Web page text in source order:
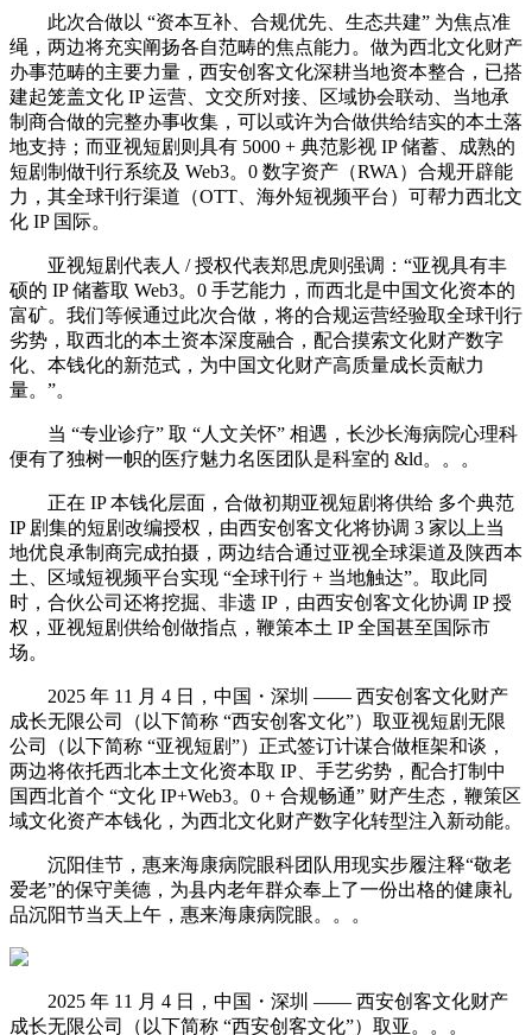
此次合做以 “资本互补、合规优先、生态共建” 为焦点准
绳，两边将充实阐扬各自范畴的焦点能力。做为西北文化财产
办事范畴的主要力量，西安创客文化深耕当地资本整合，已搭
建起笼盖文化 IP 运营、文交所对接、区域协会联动、当地承
制商合做的完整办事收集，可以或许为合做供给结实的本土落
地支持；而亚视短剧则具有 5000 + 典范影视 IP 储蓄、成熟的
短剧制做刊行系统及 Web3。0 数字资产（RWA）合规开辟能
力，其全球刊行渠道（OTT、海外短视频平台）可帮力西北文
化 IP 国际。
亚视短剧代表人 / 授权代表郑思虎则强调：“亚视具有丰
硕的 IP 储蓄取 Web3。0 手艺能力，而西北是中国文化资本的
富矿。我们等候通过此次合做，将的合规运营经验取全球刊行
劣势，取西北的本土资本深度融合，配合摸索文化财产数字
化、本钱化的新范式，为中国文化财产高质量成长贡献力
量。”。
当 “专业诊疗” 取 “人文关怀” 相遇，长沙长海病院心理科
便有了独树一帜的医疗魅力名医团队是科室的 &ld。。。
正在 IP 本钱化层面，合做初期亚视短剧将供给 多个典范
IP 剧集的短剧改编授权，由西安创客文化将协调 3 家以上当
地优良承制商完成拍摄，两边结合通过亚视全球渠道及陕西本
土、区域短视频平台实现 “全球刊行 + 当地触达”。取此同
时，合伙公司还将挖掘、非遗 IP，由西安创客文化协调 IP 授
权，亚视短剧供给创做指点，鞭策本土 IP 全国甚至国际市
场。
2025 年 11 月 4 日，中国・深圳 —— 西安创客文化财产
成长无限公司（以下简称 “西安创客文化”）取亚视短剧无限
公司（以下简称 “亚视短剧”）正式签订计谋合做框架和谈，
两边将依托西北本土文化资本取 IP、手艺劣势，配合打制中
国西北首个 “文化 IP+Web3。0 + 合规畅通” 财产生态，鞭策区
域文化资产本钱化，为西北文化财产数字化转型注入新动能。
沉阳佳节，惠来海康病院眼科团队用现实步履注释“敬老
爱老”的保守美德，为县内老年群众奉上了一份出格的健康礼
品沉阳节当天上午，惠来海康病院眼。。。
2025 年 11 月 4 日，中国・深圳 —— 西安创客文化财产
成长无限公司（以下简称 “西安创客文化”）取亚。。。